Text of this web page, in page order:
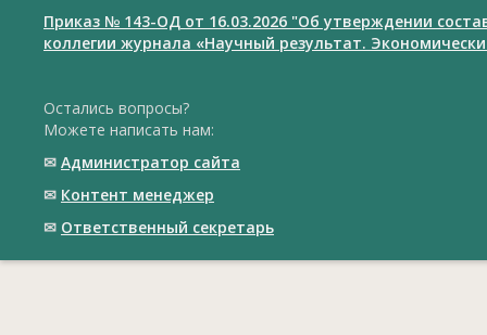
Приказ № 143-ОД от 16.03.2026 "Об утверждении
коллегии журнала «Научный результат.
Остались вопросы?
Можете написать нам:
✉ Администратор сайта
✉ Контент менеджер
✉ Ответственный cекретарь